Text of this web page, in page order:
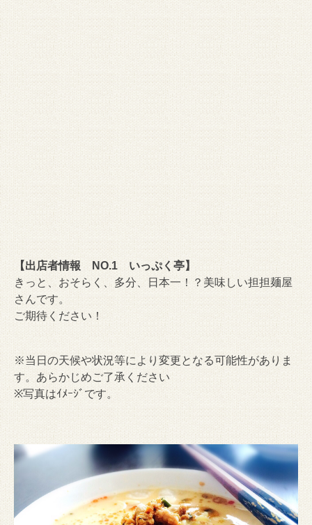
【出店者情報 NO.1 いっぷく亭】
きっと、おそらく、多分、日本一！？美味しい担担麺屋
さんです。
ご期待ください！
※当日の天候や状況等により変更となる可能性がありま
す。あらかじめご了承ください
※写真はｲﾒｰｼﾞです。